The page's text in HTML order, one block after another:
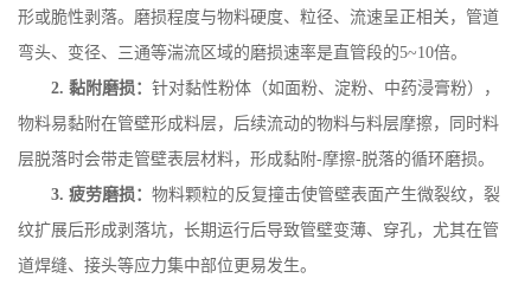
形或脆性剥落。磨损程度与物料硬度、粒径、流速呈正相关，管道
弯头、变径、三通等湍流区域的磨损速率是直管段的5~10倍。
2.黏附磨损：针对黏性粉体（如面粉、淀粉、中药浸膏粉），
物料易黏附在管壁形成料层，后续流动的物料与料层摩擦，同时料
层脱落时会带走管壁表层材料，形成黏附-摩擦-脱落的循环磨损。
3.疲劳磨损：物料颗粒的反复撞击使管壁表面产生微裂纹，裂
纹扩展后形成剥落坑，长期运行后导致管壁变薄、穿孔，尤其在管
道焊缝、接头等应力集中部位更易发生。